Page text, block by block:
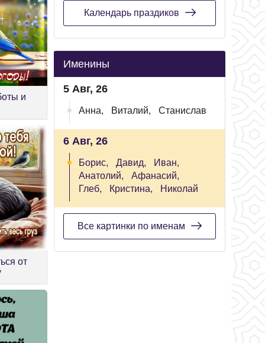
и
от
Календарь праздиков
Именины
5 Авг, 26
Анна, Виталий, Станислав
6 Авг, 26
Борис, Давид,
Иван,
Анатолий,
Афанасий,
Глеб,
Кристина, Николай
Все картинки по именам